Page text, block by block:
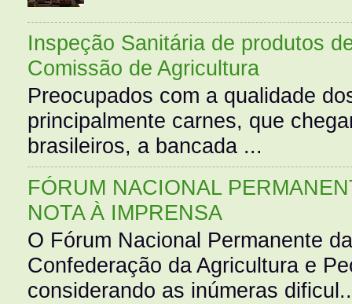
Inspeção Sanitária de produtos
Comissão de Agricultura
Preocupados com a qualidade
principalmente carnes, que
brasileiros, a bancada ...
FÓRUM NACIONAL
NOTA À IMPRENSA
O Fórum Nacional Permanente
Confederação da Agricultura e
considerando as inúmeras